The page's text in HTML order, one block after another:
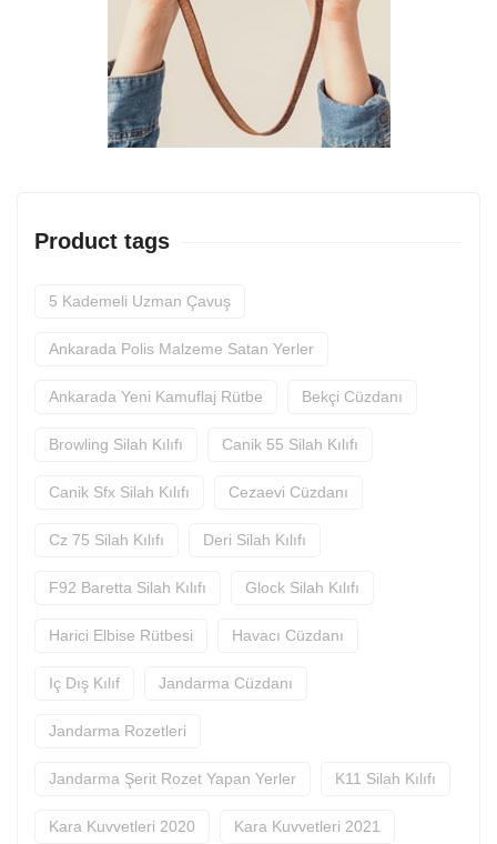
Product tags
5 Kademeli Uzman Çavuş
Ankarada Polis Malzeme Satan Yerler
Ankarada Yeni Kamuflaj Rütbe Bekçi Cüzdanı
Browling Silah Kılıfı Canik 55 Silah Kılıfı
Canik Sfx Silah Kılıfı Cezaevi Cüzdanı
Cz 75 Silah Kılıfı Deri Silah Kılıfı
F92 Baretta Silah Kılıfı Glock Silah Kılıfı
Harici Elbise Rütbesi Havacı Cüzdanı
Iç Dış Kılıf Jandarma Cüzdanı
Jandarma Rozetleri
Jandarma Şerit Rozet Yapan Yerler K11 Silah Kılıfı
Kara Kuvvetleri 2020 Kara Kuvvetleri 2021